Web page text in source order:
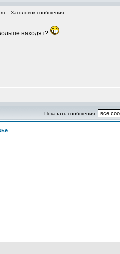
Заголовок сообщения:
находят?
Показать сообщения: